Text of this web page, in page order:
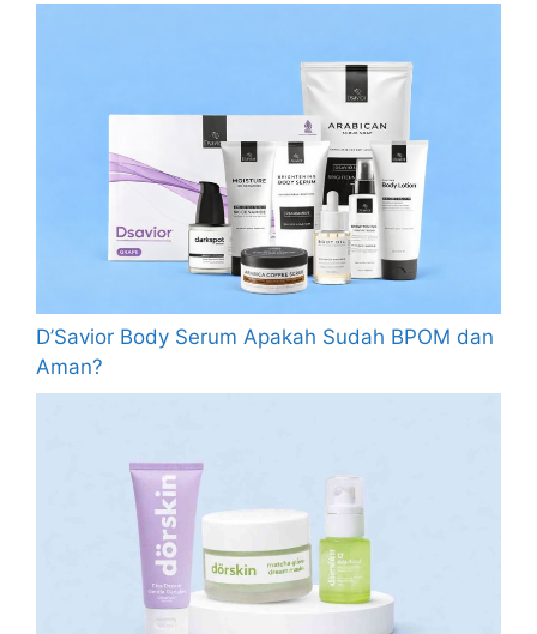
D’Savior Body Serum Apakah Sudah BPOM dan
Aman?